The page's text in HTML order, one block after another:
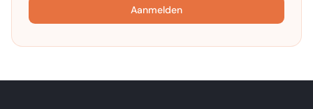
Aanmelden